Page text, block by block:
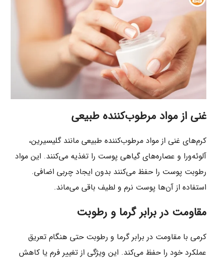
غنی از مواد مرطوب‌کننده طبیعی
کرم‌های غنی از مواد مرطوب‌کننده طبیعی مانند گلیسیرین،
آلوئه‌ورا و عصاره‌های گیاهی پوست را تغذیه می‌کنند. این مواد
رطوبت پوست را حفظ می‌کنند بدون ایجاد چربی اضافی.
استفاده از آن‌ها پوست نرم و لطیف باقی می‌ماند.
مقاومت در برابر گرما و رطوبت
کرمی با مقاومت در برابر گرما و رطوبت حتی هنگام تعریق
عملکرد خود را حفظ می‌کند. این ویژگی از تغییر فرم یا کاهش